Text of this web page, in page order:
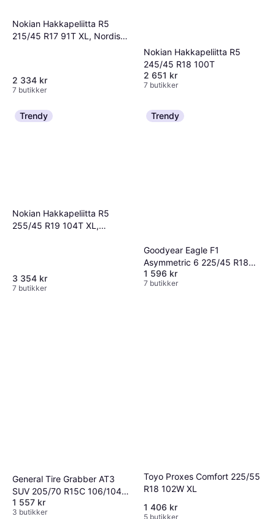
Nokian Hakkapeliitta R5
215/45 R17 91T XL, Nordiska
2 334 kr
7 butikker
Nokian Hakkapeliitta R5
245/45 R18 100T
2 651 kr
7 butikker
Trendy
Nokian Hakkapeliitta R5
255/45 R19 104T XL,
3 354 kr
7 butikker
Trendy
Goodyear Eagle F1
Asymmetric 6 225/45 R18
95Y XL
1 596 kr
7 butikker
General Tire Grabber AT3
SUV 205/70 R15C 106/104S
8PR
1 557 kr
3 butikker
Toyo Proxes Comfort 225/55
R18 102W XL
1 406 kr
5 butikker